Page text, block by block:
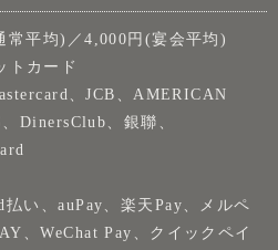
常平均)／4,000円(宴会平均)
トカード
、JCB、AMERICAN
DinersClub、銀聯、
払い、auPay、楽天Pay、メルペ
、WeChat Pay、クイックペイ